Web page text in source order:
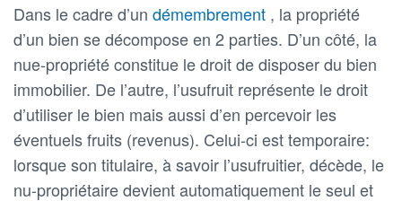
Dans le cadre d’un démembrement , la propriété
d’un bien se décompose en 2 parties. D’un côté, la
nue-propriété constitue le droit de disposer du bien
immobilier. De l’autre, l’usufruit représente le droit
d’utiliser le bien mais aussi d’en percevoir les
éventuels fruits (revenus). Celui-ci est temporaire:
lorsque son titulaire, à savoir l’usufruitier, décède, le
nu-propriétaire devient automatiquement le seul et